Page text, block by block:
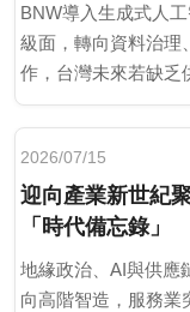
BNW導入生成式人
級面，轉向資料治理
作，台灣未來若缺乏
2026/07/15
迎向產業新世紀
「時代備忘錄」
地緣政治、AI與供應
向高階智造，服務業